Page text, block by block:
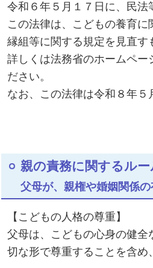
令和６年５月１７日に、民法
この法律は、こどもの養育
縁組等に関する規定を見直す
詳しくは法務省のホームペー
ださい。
なお、この法律は令和８年５
親の責務に関するル
父母が、親権や婚姻関係
【こどもの人格の尊重】
父母は、こどもの心身の健
切な形で尊重することを含め